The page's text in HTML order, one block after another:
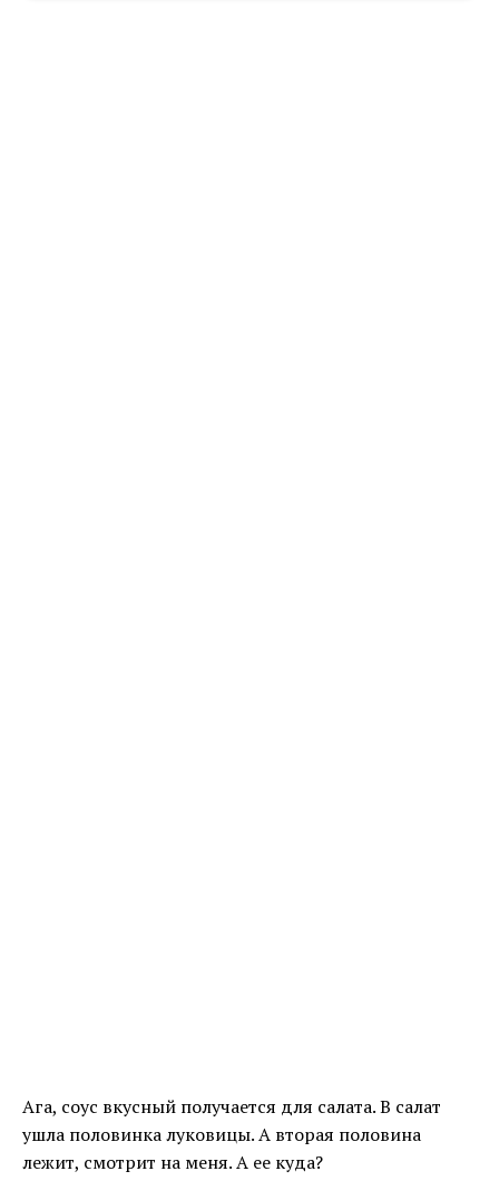
Ага, соус вкусный получается для салата. В салат
ушла половинка луковицы. А вторая половина
лежит, смотрит на меня. А ее куда?